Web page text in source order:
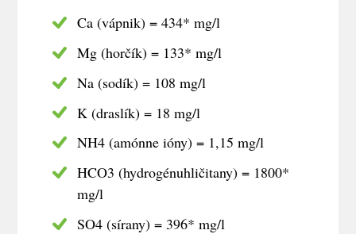
Ca (vápnik) = 434* mg/l
Mg (horčík) = 133* mg/l
Na (sodík) = 108 mg/l
K (draslík) = 18 mg/l
NH4 (amónne ióny) = 1,15 mg/l
HCO3 (hydrogénuhličitany) = 1800*
mg/l
SO4 (sírany) = 396* mg/l